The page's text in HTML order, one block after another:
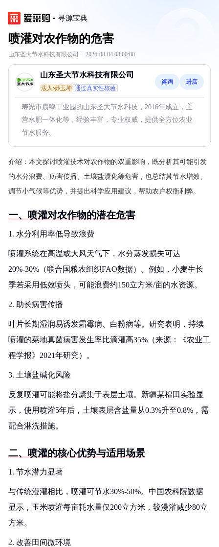
寻源宝典
喷灌对农作物的危害
山东圣大节水科技有限公司 · 2026-08-04 08:00:00
山东圣大节水科技有限公司
法人:孙玉坤 通过真实性核验
咨询 进店
寿光市晨鸣工业园的山东圣大节水科技，2016年成立，主
营水肥一体化等，经验丰富，专业权威，提供全方位农业
节水服务。
介绍： 本文探讨喷灌技术对农作物的双重影响，既分析其可能引发
的水分浪费、病害传播、土壤盐渍化等危害，也总结其节水增效、
调节小气候等优势，并提出科学应用建议，帮助农户权衡利弊。
一、喷灌对农作物的潜在危害
1. 水分利用率低导致浪费
喷灌系统在高温或大风天气下，水分蒸发损失可达
20%-30%（联合国粮农组织FAO数据）。例如，小麦生长
季若采用低效喷头，可能浪费约150立方米/亩的水资源。
2. 助长病害传播
叶片长期湿润易诱发霜霉病、白粉病等。研究表明，持续
喷灌的菜地真菌病害发生率比滴灌高35%（来源：《农业工
程学报》2021年研究）。
3. 土壤盐碱化风险
反复喷灌可能将盐分聚集于表层土壤。新疆某棉田实验显
示，使用喷灌5年后，土壤表层含盐量从0.3%升至0.8%，需
配合淋洗措施。
二、喷灌的核心优势与适用场景
1. 节水潜力显著
与传统漫灌相比，喷灌可节水30%-50%。中国农科院数据
显示，玉米喷灌每亩耗水量仅200立方米，较漫灌减少80立
方米。
2. 改善田间微环境